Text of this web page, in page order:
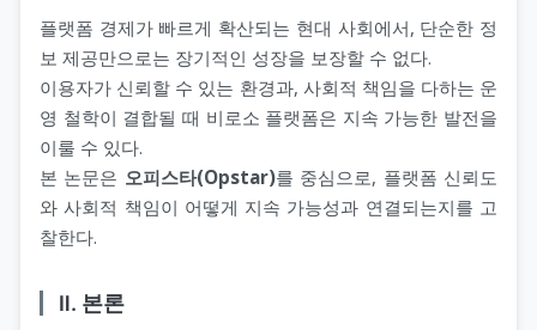
플랫폼 경제가 빠르게 확산되는 현대 사회에서, 단순한 정
보 제공만으로는 장기적인 성장을 보장할 수 없다.
이용자가 신뢰할 수 있는 환경과, 사회적 책임을 다하는 운
영 철학이 결합될 때 비로소 플랫폼은 지속 가능한 발전을
이룰 수 있다.
본 논문은 오피스타(Opstar)를 중심으로, 플랫폼 신뢰도
와 사회적 책임이 어떻게 지속 가능성과 연결되는지를 고
찰한다.
Ⅱ. 본론